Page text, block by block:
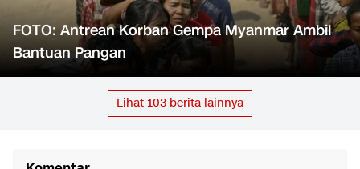
FOTO: Antrean Korban Gempa Myanmar Ambil
Bantuan Pangan
Lihat 103 berita lainnya